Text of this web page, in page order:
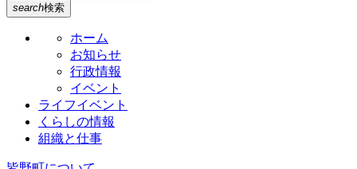
search検索
ホーム
お知らせ
行政情報
イベント
ライフイベント
くらしの情報
組織と仕事